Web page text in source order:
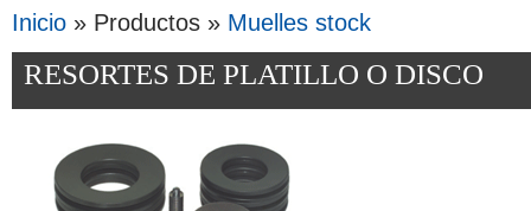
Se encuentra usted aquí
Inicio » Productos » Muelles stock
RESORTES DE PLATILLO O DISCO